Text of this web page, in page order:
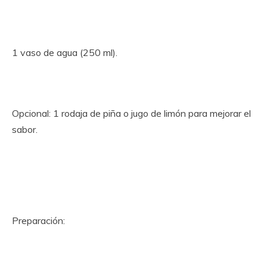
1 vaso de agua (250 ml).
Opcional: 1 rodaja de piña o jugo de limón para mejorar el
sabor.
Preparación: